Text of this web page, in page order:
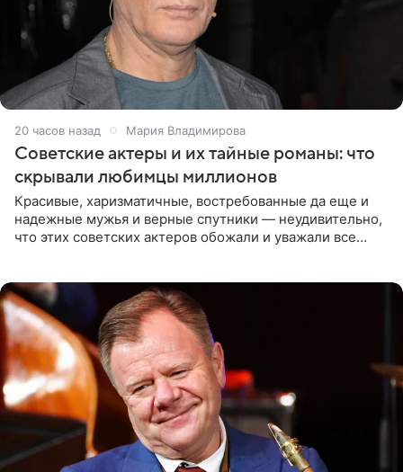
20 часов назад Мария Владимирова
Советские актеры и их тайные романы: что
скрывали любимцы миллионов
Красивые, харизматичные, востребованные да еще и
надежные мужья и верные спутники — неудивительно,
что этих советских актеров обожали и уважали все